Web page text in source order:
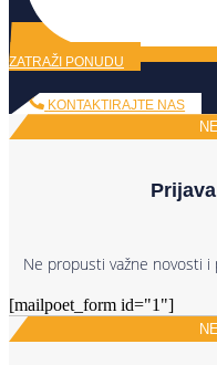
ZATRAŽI PONUDU
KONTAKTIRAJTE NAS
Ne propusti važne novosti i
[mailpoet_form id="1"]